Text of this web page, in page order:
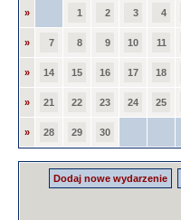
» 1 2 3 4
» 7 8 9 10 11
» 14 15 16 17 18
» 21 22 23 24 25
» 28 29 30
Dodaj nowe wydarzenie